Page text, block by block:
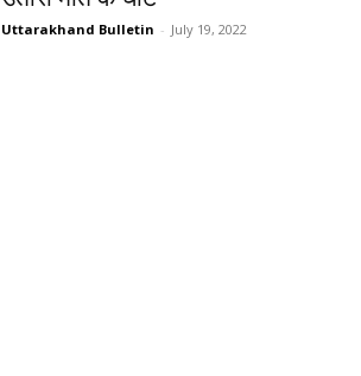
Uttarakhand Bulletin - July 19, 2022